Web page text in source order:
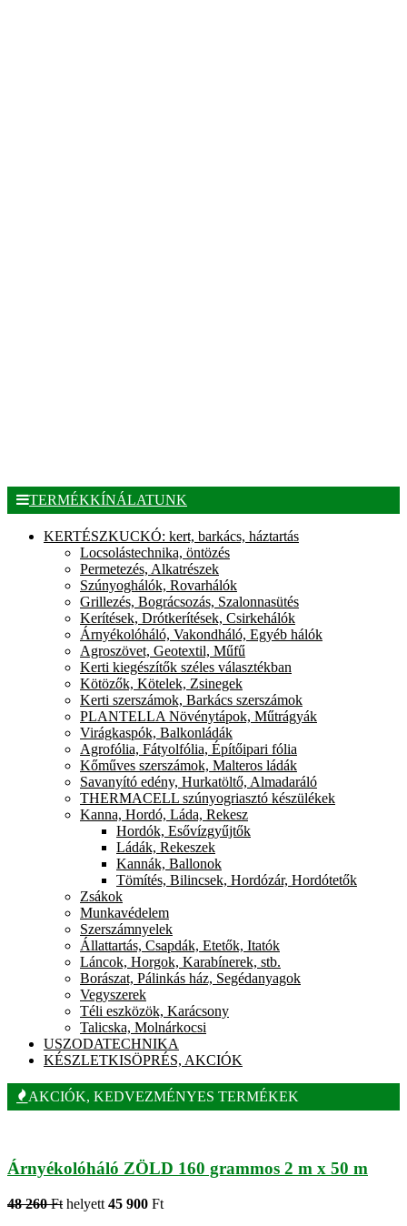
TERMÉKKÍNÁLATUNK
KERTÉSZKUCKÓ: kert, barkács, háztartás
Locsolástechnika, öntözés
Permetezés, Alkatrészek
Szúnyoghálók, Rovarhálók
Grillezés, Bográcsozás, Szalonnasütés
Kerítések, Drótkerítések, Csirkehálók
Árnyékolóháló, Vakondháló, Egyéb hálók
Agroszövet, Geotextil, Műfű
Kerti kiegészítők széles választékban
Kötözők, Kötelek, Zsinegek
Kerti szerszámok, Barkács szerszámok
PLANTELLA Növénytápok, Műtrágyák
Virágkaspók, Balkonládák
Agrofólia, Fátyolfólia, Építőipari fólia
Kőműves szerszámok, Malteros ládák
Savanyító edény, Hurkatöltő, Almadaráló
THERMACELL szúnyogriasztó készülékek
Kanna, Hordó, Láda, Rekesz
Hordók, Esővízgyűjtők
Ládák, Rekeszek
Kannák, Ballonok
Tömítés, Bilincsek, Hordózár, Hordótetők
Zsákok
Munkavédelem
Szerszámnyelek
Állattartás, Csapdák, Etetők, Itatók
Láncok, Horgok, Karabínerek, stb.
Borászat, Pálinkás ház, Segédanyagok
Vegyszerek
Téli eszközök, Karácsony
Talicska, Molnárkocsi
USZODATECHNIKA
KÉSZLETKISÖPRÉS, AKCIÓK
AKCIÓK, KEDVEZMÉNYES TERMÉKEK
Árnyékolóháló ZÖLD 160 grammos 2 m x 50 m
48 260 Ft helyett 45 900 Ft